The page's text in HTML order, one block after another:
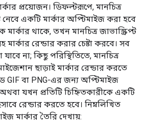
প্রয়োজন। ডিফল্টরূপে, মানচিত্র
নেবে একটি মার্কার অপ্টিমাইজ করা হবে
থাকে, তখন মানচিত্র জাভাস্ক্রিপ্ট
রেন্ডার করার চেষ্টা করবে। সব
না; কিছু পরিস্থিতিতে, মানচিত্র
ছাড়াই মার্কার রেন্ডার করতে
GIF বা PNG-এর জন্য অপ্টিমাইজ
যখন প্রতিটি চিহ্নিতকারীকে একটি
রেন্ডার করতে হবে। নিম্নলিখিত
মার্কার তৈরি দেখায়: